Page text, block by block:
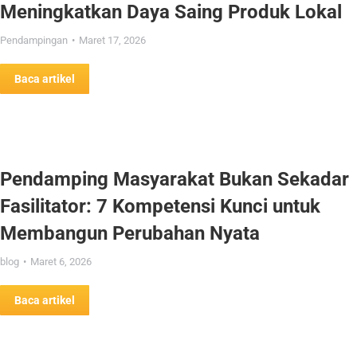
Meningkatkan Daya Saing Produk Lokal
Pendampingan Maret 17, 2026
Baca artikel
Pendamping Masyarakat Bukan Sekadar
Fasilitator: 7 Kompetensi Kunci untuk
Membangun Perubahan Nyata
blog Maret 6, 2026
Baca artikel